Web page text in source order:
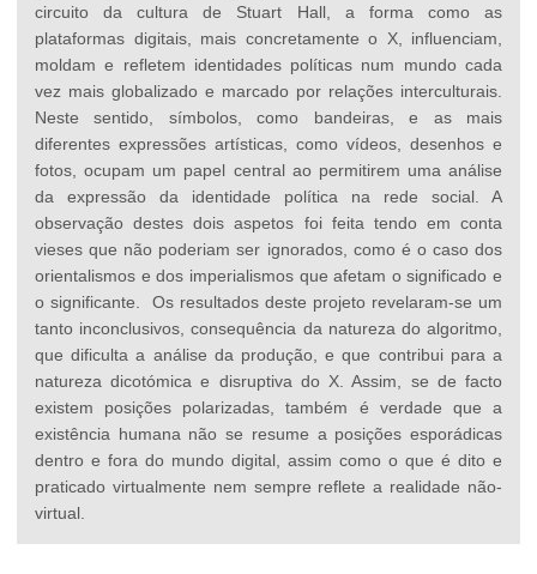
circuito da cultura de Stuart Hall, a forma como as
plataformas digitais, mais concretamente o X, influenciam,
moldam e refletem identidades políticas num mundo cada
vez mais globalizado e marcado por relações interculturais.
Neste sentido, símbolos, como bandeiras, e as mais
diferentes expressões artísticas, como vídeos, desenhos e
fotos, ocupam um papel central ao permitirem uma análise
da expressão da identidade política na rede social. A
observação destes dois aspetos foi feita tendo em conta
vieses que não poderiam ser ignorados, como é o caso dos
orientalismos e dos imperialismos que afetam o significado e
o significante. Os resultados deste projeto revelaram-se um
tanto inconclusivos, consequência da natureza do algoritmo,
que dificulta a análise da produção, e que contribui para a
natureza dicotómica e disruptiva do X. Assim, se de facto
existem posições polarizadas, também é verdade que a
existência humana não se resume a posições esporádicas
dentro e fora do mundo digital, assim como o que é dito e
praticado virtualmente nem sempre reflete a realidade não-
virtual.